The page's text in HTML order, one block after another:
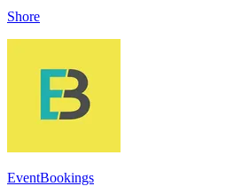
Shore
EventBookings